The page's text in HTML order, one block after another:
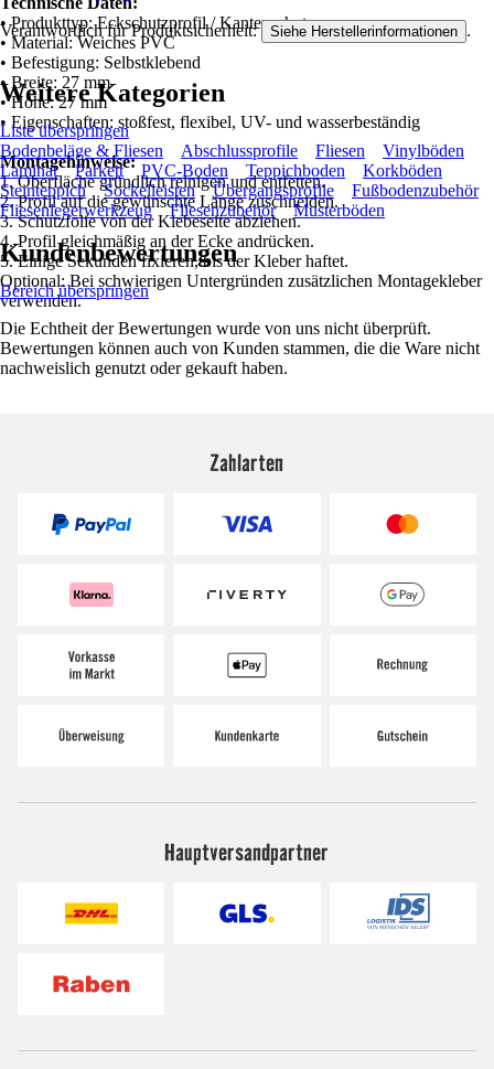
• Produkttyp: Eckschutzprofil / Kantenschutz
• Material: Weiches PVC
• Befestigung: Selbstklebend
• Breite: 27 mm
• Höhe: 27 mm
• Eigenschaften: stoßfest, flexibel, UV- und wasserbeständig
Montagehinweise:
1. Oberfläche gründlich reinigen und entfetten.
2. Profil auf die gewünschte Länge zuschneiden.
3. Schutzfolie von der Klebeseite abziehen.
4. Profil gleichmäßig an der Ecke andrücken.
5. Einige Sekunden fixieren, bis der Kleber haftet.
Optional: Bei schwierigen Untergründen zusätzlichen Montagekleber
verwenden.
Verantwortlich für Produktsicherheit: Siehe Herstellerinformationen .
Weitere Kategorien
Liste überspringen
Bodenbeläge & Fliesen
Abschlussprofile Fliesen
Vinylböden
Laminat
Parkett PVC-Boden Teppichboden
Korkböden
Steinteppich
Sockelleisten Übergangsprofile
Fußbodenzubehör
Fliesenlegerwerkzeug
Fliesenzubehör Musterböden
Kundenbewertungen
Bereich überspringen
Die Echtheit der Bewertungen wurde von uns nicht überprüft.
Bewertungen können auch von Kunden stammen, die die Ware nicht
nachweislich genutzt oder gekauft haben.
Zahlarten
Hauptversandpartner